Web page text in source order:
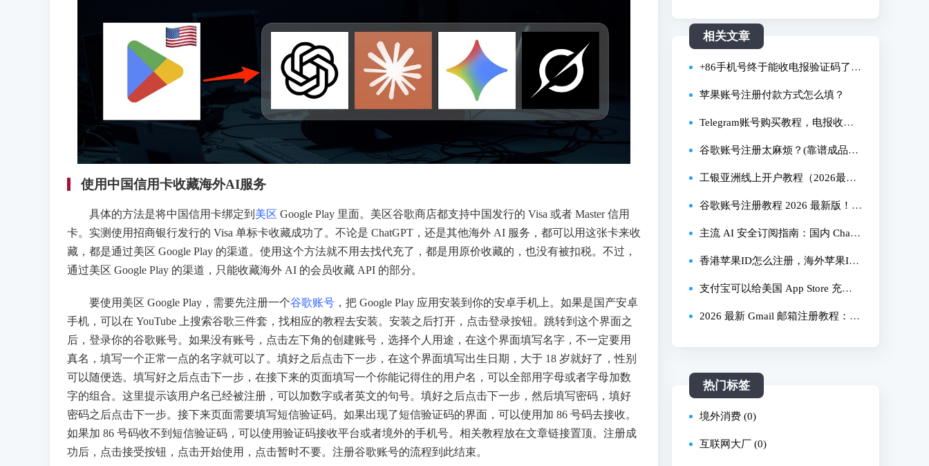
使用中国信用卡收藏海外AI服务
具体的方法是将中国信用卡绑定到 美区 Google Play 里面。美区谷歌商店都支持中国发行的 Visa 或者 Master 信用
卡。实测使用招商银行发行的 Visa 单标卡收藏成功了。不论是 ChatGPT，还是其他海外 AI 服务，都可以用这张卡来收
藏，都是通过美区 Google Play 的渠道。使用这个方法就不用去找代充了，都是用原价收藏的，也没有被扣税。不过，
通过美区 Google Play 的渠道，只能收藏海外 AI 的会员收藏 API 的部分。
要使用美区 Google Play，需要先注册一个谷歌账号 ，把 Google Play 应用安装到你的安卓手机上。如果是国产安卓
手机，可以在 YouTube 上搜索谷歌三件套，找相应的教程去安装。安装之后打开，点击登录按钮。跳转到这个界面之
后，登录你的谷歌账号。如果没有账号，点击左下角的创建账号，选择个人用途，在这个界面填写名字，不一定要用
真名，填写一个正常一点的名字就可以了。填好之后点击下一步，在这个界面填写出生日期，大于 18 岁就好了，性别
可以随便选。填写好之后点击下一步，在接下来的页面填写一个你能记得住的用户名，可以全部用字母或者字母加数
字的组合。这里提示该用户名已经被注册，可以加数字或者英文的句号。填好之后点击下一步，然后填写密码，填好
密码之后点击下一步。接下来页面需要填写短信验证码。如果出现了短信验证码的界面，可以使用加 86 号码去接收。
如果加 86 号码收不到短信验证码，可以使用验证码接收平台或者境外的手机号。相关教程放在文章链接置顶。注册成
功后，点击接受按钮，点击开始使用，点击暂时不要。注册谷歌账号的流程到此结束。
相关文章
+86手机号终于能收电报验证码了？
但注册完别忘了防盗号
苹果账号注册付款方式怎么填？
Telegram账号购买教程，电报收不
到短信验证码，telegram注册收不到
短信怎么办？电报账号购买
谷歌账号注册太麻烦？(靠谱成品号
购买平台推荐)
工银亚洲线上开户教程（2026最
新）！香港工亚APP如何网上开
户？资金回国神卡、工银亚洲提款
卡如何免费内地取款？工行如何汇
款工亚？开户6个月后可申请工银亚
洲信用
谷歌账号注册教程 2026 最新版！一
次成功，跳过验证，避免秒封技巧
主流 AI 安全订阅指南：国内 ChatG
PT & Claude 的底层逻辑与环境搭
建，新手必看注册防封教程
香港苹果ID怎么注册，海外苹果ID
怎么注册，苹果手机怎么注册海外I
D下载欧易币安app，OKX苹果app
支付宝可以给美国 App Store 充钱
了！无需信用卡直接购买美区 Appl
礼品卡｜数字牧民LC
2026 最新 Gmail 邮箱注册教程：实
热门标签
境外消费 (0)
互联网大厂 (0)